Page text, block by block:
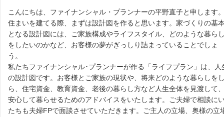
こんにちは、ファイナンシャル・プランナーの平野直子と申します
住まいを建てる際、まずは設計図を作ると思います。家づくりの基
となる設計図には、ご家族構成やライフスタイル、どのような暮ら
をしたいのかなど、お客様の夢がぎっしり詰まっていることでしょ
う。
私たちファイナンシャル･プランナーが作る「ライフプラン」は、人
の設計図です。お客様とご家族の現状や、将来どのような暮らしを
ら、住宅資金、教育資金、老後の暮らし方など人生全体を見渡して
安心して暮らせるためのアドバイスをいたします。ご夫婦で相談に
たちも夫婦FPで面談させていただきます。ご主人の立場、奥様の立